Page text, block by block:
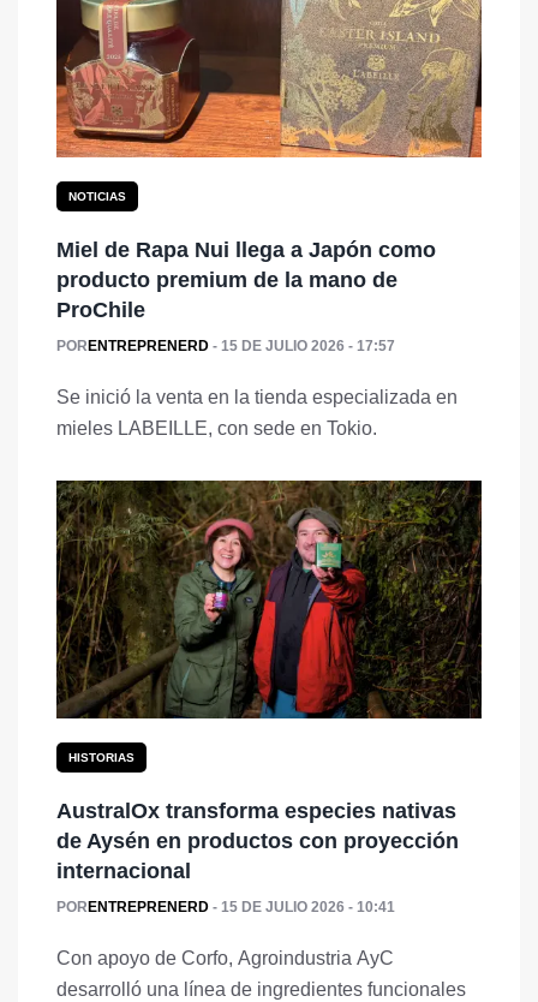
NOTICIAS
Miel de Rapa Nui llega a Japón como
producto premium de la mano de
ProChile
POR ENTREPRENERD 15 DE JULIO 2026 - 17:57
Se inició la venta en la tienda especializada en
mieles LABEILLE, con sede en Tokio.
HISTORIAS
AustralOx transforma especies nativas
de Aysén en productos con proyección
internacional
POR ENTREPRENERD 15 DE JULIO 2026 - 10:41
Con apoyo de Corfo, Agroindustria AyC
desarrolló una línea de ingredientes funcionales